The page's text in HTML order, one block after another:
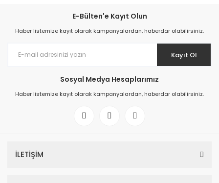
E-Bülten'e Kayıt Olun
Haber listemize kayıt olarak kampanyalardan, haberdar olabilirsiniz.
Kayıt Ol
Sosyal Medya Hesaplarımız
Haber listemize kayıt olarak kampanyalardan, haberdar olabilirsiniz.
İLETİŞİM